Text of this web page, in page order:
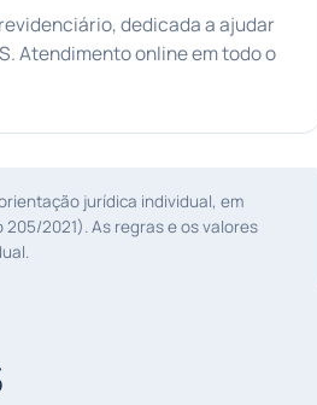
dedicada a ajudar
Atendimento online em todo o
jurídica individual, em
2021). As regras e os valores